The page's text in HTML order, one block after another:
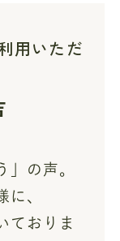
用いただ
」の声。
に、
ておりま